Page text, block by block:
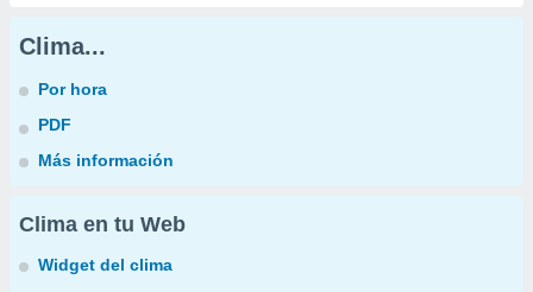
Clima...
Por hora
PDF
Más información
Clima en tu Web
Widget del clima